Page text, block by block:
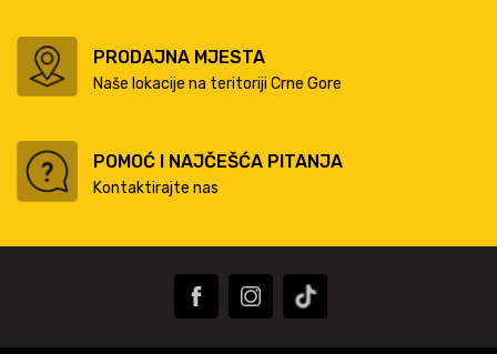
PRODAJNA MJESTA
Naše lokacije na teritoriji Crne Gore
POMOĆ I NAJČEŠĆA PITANJA
Kontaktirajte nas